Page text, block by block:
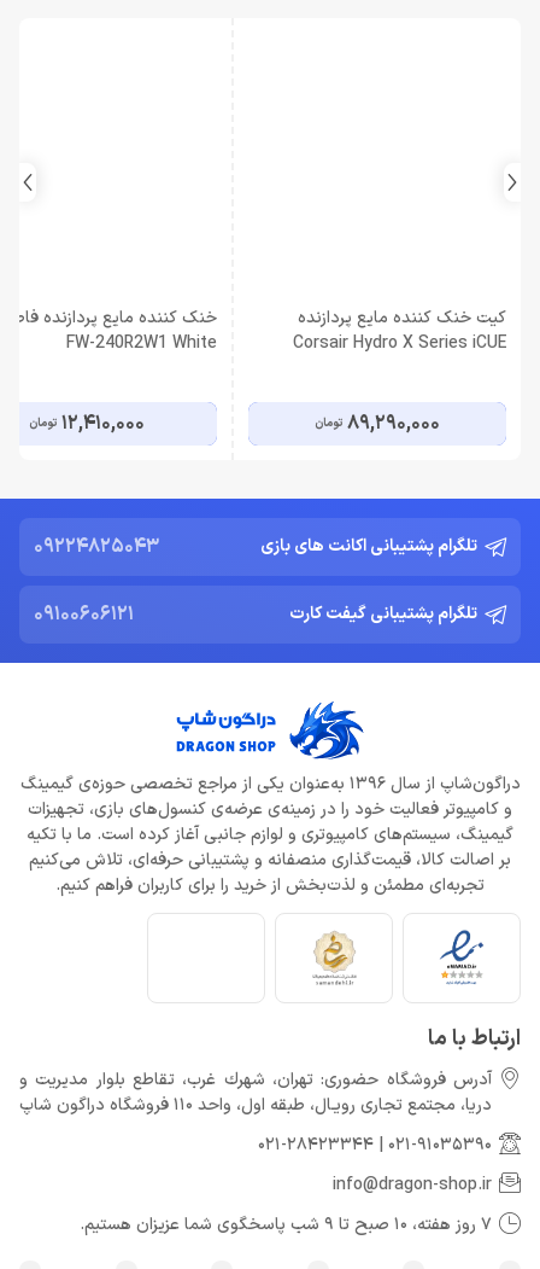
کیت خنک کننده مایع پردازنده
Corsair Hydro X Series iCUE
89,290,000 تومان
FW-240R2W1 White
12,410,000 تومان
تلگرام پشتیبانی اکانت های بازی 09224825043
تلگرام پشتیبانی گیفت کارت 09100606121
دراگون‌شاپ از سال ۱۳۹۶ به‌عنوان یکی از مراجع تخصصی حوزه‌ی گیمینگ
و کامپیوتر فعالیت خود را در زمینه‌ی عرضه‌ی کنسول‌های بازی، تجهیزات
گیمینگ، سیستم‌های کامپیوتری و لوازم جانبی آغاز کرده است. ما با تکیه
بر اصالت کالا، قیمت‌گذاری منصفانه و پشتیبانی حرفه‌ای، تلاش می‌کنیم
تجربه‌ای مطمئن و لذت‌بخش از خرید را برای کاربران فراهم کنیم.
ارتباط با ما
آدرس فروشگاه حضوری: تهران، شهرك غرب، تقاطع بلوار مدیریت و
دريا، مجتمع تجارى رويـال، طبقه اول، واحد ۱۱۰ فروشگاه دراگون شاپ
021-91035390
|
021-28423344
info@dragon-shop.ir
۷ روز هفته، 10 صبح تا 9 شب پاسخگوی شما عزیزان هستیم.